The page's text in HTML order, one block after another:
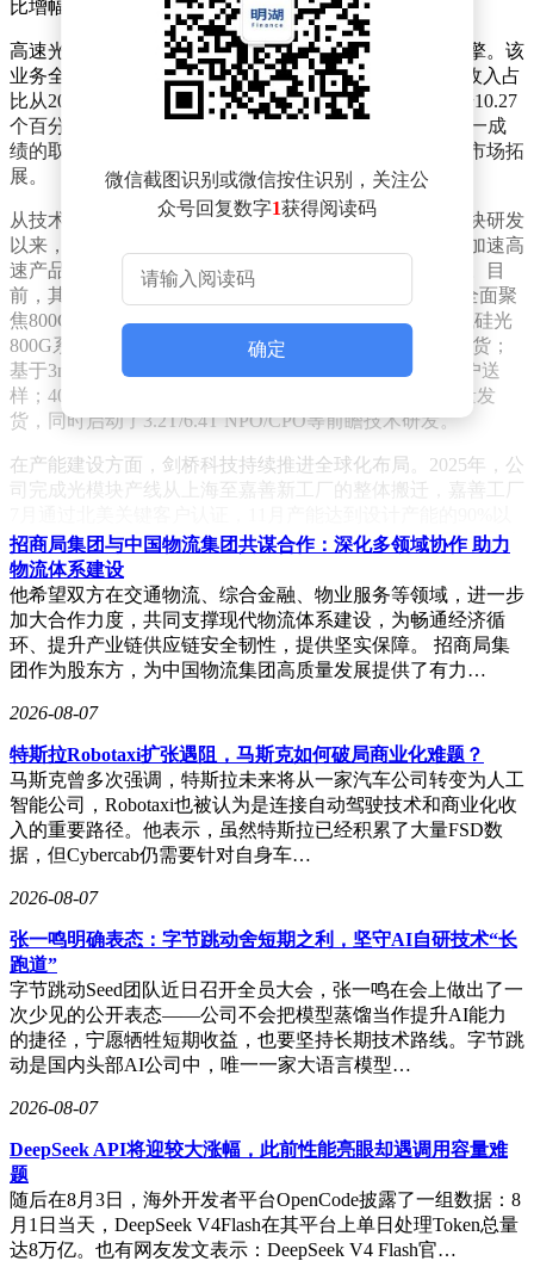
比增幅高达71.09%。
高速光模块业务成为剑桥科技2025年业绩增长的核心引擎。该
业务全年实现营业收入16.75亿元，同比激增240.85%，收入占
比从2024年的13%跃升至34.7%。毛利率方面，同比提升10.27
个百分点至34.49%，显著改善了公司整体盈利水平。这一成
绩的取得，得益于公司在高端光模块领域的技术突破与市场拓
展。
从技术布局来看，剑桥科技自2009年启动光器件及光模块研发
以来，逐步构建起完整的产品体系。2018年，公司通过加速高
速产品研发进程并收购海外资产，完成了关键技术积累。目
前，其产品已覆盖25G至1.6T全系列，研发与生产重心全面聚
焦800G/1.6T高速率高端产品。2025年，公司完成第二代硅光
800G系列产品开发验证，并实现向海外核心客户批量发货；
基于3nm DSP的1.6T产品完成开发验证，四季度已向客户送
样；400G、800G多款产品通过海外大客户认证并大批量发
货，同时启动了3.2T/6.4T NPO/CPO等前瞻技术研发。
在产能建设方面，剑桥科技持续推进全球化布局。2025年，公
司完成光模块产线从上海至嘉善新工厂的整体搬迁，嘉善工厂
上；马来西亚基地通过北美400G/800G产品稽核并实现批量发
货，进一步提升了供应链的稳定性与响应速度。
市场表现方面，业绩公告发布后，剑桥科技港股尾盘上演强势
反转。股价从日内跌超5%的低位直线拉升，盘中最高涨幅接
近10%，最终收报133.1港元/股，涨幅4.9%，市值达586亿港
元。A股市场则表现相对平稳，当日收报153.59元/股，微跌
0.03%。
剑桥科技的业绩爆发并非偶然，而是深度受益于光模块行业的
高景气周期。随着全球AI算力建设的持续推进，光模块作为
数据中心高速互联的核心组件，市场需求呈现爆发式增长。据
集邦咨询研究数据，全球AI光收发模块市场规模预计将从
2025年的165亿美元增至2026年的260亿美元，同比增幅超
扩充产能，以巩固市场地位。
为匹配持续增长的订单需求，剑桥科技也在进行战略性备货。
财报显示，2026年一季度公司经营活动产生的现金流量净额
为-2.19亿元，主要系业务扩张导致关键物料储备增加，当期
货款支付规模有所上升。
然而，在业绩亮眼的同时，公司接连发布的股东减持公告引发
划自2026年5月7日至8月6日减持不超过946.9万股，占总股本
比例不超过2.68%；高管张杰等计划自2026年5月21日至8月20
日减持不超过5.09万股，占总股本比例不超过0.02%。尽管股
东减持属于资本市场正常行为，但在公司业绩爆发期，控股股
东与高管的同步减持仍可能引发市场对行业竞争格局与公司长
期增长预期的分歧，尤其在光模块行业技术迭代加速、市场竞
微信截图识别或微信按住识别，关注公
众号回复数字1获得阅读码
确定
招商局集团与中国物流集团共谋合作：深化多领域协作 助力
物流体系建设
他希望双方在交通物流、综合金融、物业服务等领域，进一步
加大合作力度，共同支撑现代物流体系建设，为畅通经济循
环、提升产业链供应链安全韧性，提供坚实保障。 招商局集
团作为股东方，为中国物流集团高质量发展提供了有力…
2026-08-07
特斯拉Robotaxi扩张遇阻，马斯克如何破局商业化难题？
马斯克曾多次强调，特斯拉未来将从一家汽车公司转变为人工
智能公司，Robotaxi也被认为是连接自动驾驶技术和商业化收
入的重要路径。他表示，虽然特斯拉已经积累了大量FSD数
据，但Cybercab仍需要针对自身车…
2026-08-07
张一鸣明确表态：字节跳动舍短期之利，坚守AI自研技术“长
跑道”
字节跳动Seed团队近日召开全员大会，张一鸣在会上做出了一
次少见的公开表态——公司不会把模型蒸馏当作提升AI能力
的捷径，宁愿牺牲短期收益，也要坚持长期技术路线。字节跳
动是国内头部AI公司中，唯一一家大语言模型…
2026-08-07
DeepSeek API将迎较大涨幅，此前性能亮眼却遇调用容量难
题
随后在8月3日，海外开发者平台OpenCode披露了一组数据：8
月1日当天，DeepSeek V4Flash在其平台上单日处理Token总量
达8万亿。也有网友发文表示：DeepSeek V4 Flash官…